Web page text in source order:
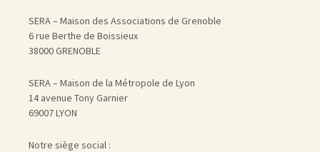
SERA – Maison des Associations de Grenoble
6 rue Berthe de Boissieux
38000 GRENOBLE
SERA – Maison de la Métropole de Lyon
14 avenue Tony Garnier
69007 LYON
Notre siège social :